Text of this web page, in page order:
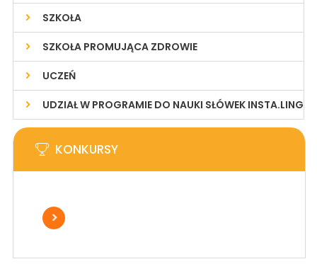
SZKOŁA
SZKOŁA PROMUJĄCA ZDROWIE
UCZEŃ
UDZIAŁ W PROGRAMIE DO NAUKI SŁÓWEK INSTA.LING
KONKURSY